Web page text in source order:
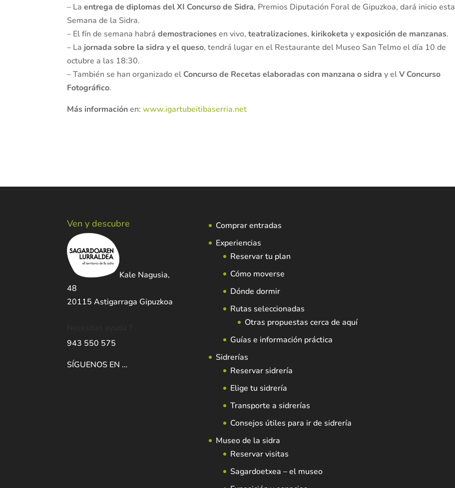
– Laentrega de diplomas del XI Concurso de Sidra, Premios Diputación Foral de Gipuzkoa, dará inicio esta
Semana de la Sidra.
– El fín de semana habrádemostracionesen vivo,teatralizaciones, kirikoketayexposición de manzanas.
– La jornada sobre la sidra y el queso, tendrá lugar en el Restaurante del Museo San Telmo el día 10 de
octubre a las 18:30.
– También se han organizado el Concurso de Recetas elaboradas con manzana o sidray elV Concurso
Fotográfico.
Más informaciónen:www.igartubeitibaserria.net
Ven y descubre
Kale Nagusia,
48
20115 Astigarraga Gipuzkoa
943 550 575
SÍGUENOS EN …
Comprar entradas
Experiencias
Reservar tu plan
Cómo moverse
Dónde dormir
Rutas seleccionadas
Otras propuestas cerca de aquí
Guías e información práctica
Sidrerías
Reservar sidrería
Elige tu sidrería
Transporte a sidrerías
Consejos útiles para ir de sidrería
Museo de la sidra
Reservar visitas
Sagardoetxea – el museo